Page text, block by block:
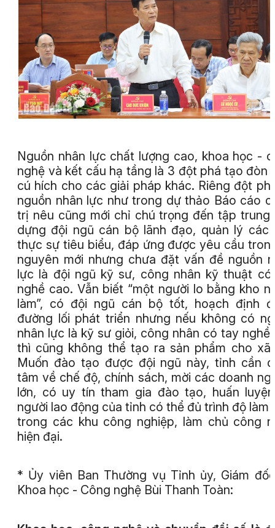
Nguồn nhân lực chất lượng cao, khoa học -
nghệ và kết cấu hạ tầng là 3 đột phá tạo đòn
cú hích cho các giải pháp khác. Riêng đột
nguồn nhân lực như trong dự thảo Báo cáo
trị nêu cũng mới chỉ chú trọng đến tập trung
dựng đội ngũ cán bộ lãnh đạo, quản lý các
thực sự tiêu biểu, đáp ứng được yêu cầu
nguyên mới nhưng chưa đặt vấn đề nguồn
lực là đội ngũ kỹ sư, công nhân kỹ thuật
nghề cao. Vẫn biết “một người lo bằng kho
làm”, có đội ngũ cán bộ tốt, hoạch định
đường lối phát triển nhưng nếu không có
nhân lực là kỹ sư giỏi, công nhân có tay nghề
thì cũng không thể tạo ra sản phẩm cho xã
Muốn đào tạo được đội ngũ này, tỉnh cần
tâm về chế độ, chính sách, mời các doanh
lớn, có uy tín tham gia đào tạo, huấn
người lao động của tỉnh có thể đủ trình độ làm
trong các khu công nghiệp, làm chủ công
hiện đại.
* Ủy viên Ban Thường vụ Tỉnh ủy, Giám
Khoa học - Công nghệ Bùi Thanh Toàn: